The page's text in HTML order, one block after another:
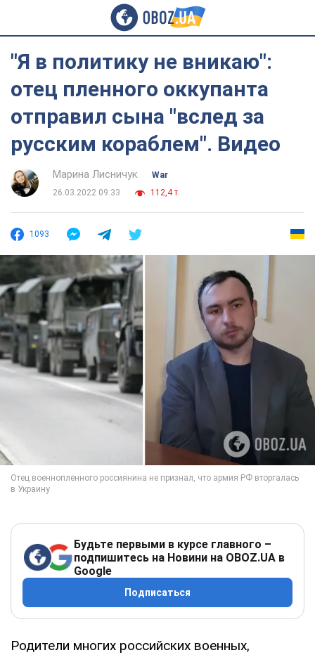
"Я в политику не вникаю":
отец пленного оккупанта
отправил сына "вслед за
русским кораблем". Видео
Марина Лисничук
War
26.03.2022 09:33
112,4 т.
1093
Будьте первыми в курсе главного –
подпишитесь на Новини на OBOZ.UA в
Google
Подписаться
Родители многих российских военных,